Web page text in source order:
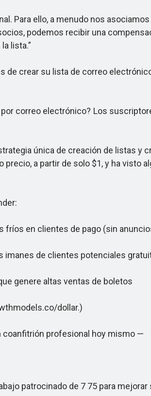
Para ello, a menudo nos
podemos recibir una
lista.”
crear su lista de correo
correo electrónico? Los
única de creación de listas y
a partir de solo $1, y ha visto
en clientes de pago (sin
de clientes potenciales
genere altas ventas de boletos
dollar.)
coanfitrión profesional hoy mismo —
patrocinado de 7 75 para